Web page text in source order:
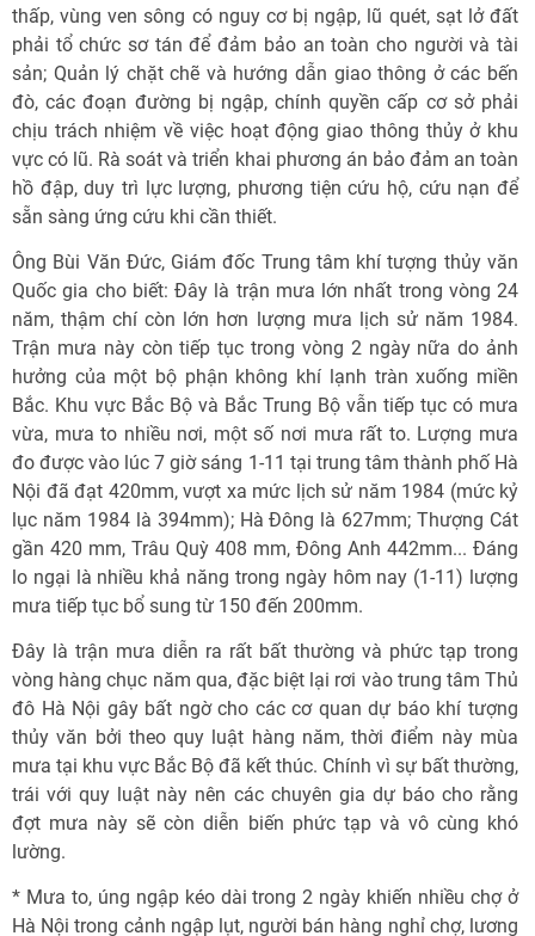
thấp, vùng ven sông có nguy cơ bị ngập, lũ quét, sạt lở đất
phải tổ chức sơ tán để đảm bảo an toàn cho người và tài
sản; Quản lý chặt chẽ và hướng dẫn giao thông ở các bến
đò, các đoạn đường bị ngập, chính quyền cấp cơ sở phải
chịu trách nhiệm về việc hoạt động giao thông thủy ở khu
vực có lũ. Rà soát và triển khai phương án bảo đảm an toàn
hồ đập, duy trì lực lượng, phương tiện cứu hộ, cứu nạn để
sẵn sàng ứng cứu khi cần thiết.
Ông Bùi Văn Đức, Giám đốc Trung tâm khí tượng thủy văn
Quốc gia cho biết: Đây là trận mưa lớn nhất trong vòng 24
năm, thậm chí còn lớn hơn lượng mưa lịch sử năm 1984.
Trận mưa này còn tiếp tục trong vòng 2 ngày nữa do ảnh
hưởng của một bộ phận không khí lạnh tràn xuống miền
Bắc. Khu vực Bắc Bộ và Bắc Trung Bộ vẫn tiếp tục có mưa
vừa, mưa to nhiều nơi, một số nơi mưa rất to. Lượng mưa
đo được vào lúc 7 giờ sáng 1-11 tại trung tâm thành phố Hà
Nội đã đạt 420mm, vượt xa mức lịch sử năm 1984 (mức kỷ
lục năm 1984 là 394mm); Hà Đông là 627mm; Thượng Cát
gần 420 mm, Trâu Quỳ 408 mm, Đông Anh 442mm... Đáng
lo ngại là nhiều khả năng trong ngày hôm nay (1-11) lượng
mưa tiếp tục bổ sung từ 150 đến 200mm.
Đây là trận mưa diễn ra rất bất thường và phức tạp trong
vòng hàng chục năm qua, đặc biệt lại rơi vào trung tâm Thủ
đô Hà Nội gây bất ngờ cho các cơ quan dự báo khí tượng
thủy văn bởi theo quy luật hàng năm, thời điểm này mùa
mưa tại khu vực Bắc Bộ đã kết thúc. Chính vì sự bất thường,
trái với quy luật này nên các chuyên gia dự báo cho rằng
đợt mưa này sẽ còn diễn biến phức tạp và vô cùng khó
lường.
* Mưa to, úng ngập kéo dài trong 2 ngày khiến nhiều chợ ở
Hà Nội trong cảnh ngập lụt, người bán hàng nghỉ chợ, lương